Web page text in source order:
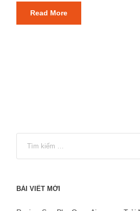
Read More
BÀI VIẾT MỚI